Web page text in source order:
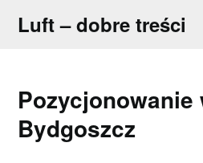
Luft – dobre treści
Pozycjonowanie
Bydgoszcz